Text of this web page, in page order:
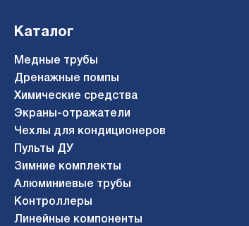
Каталог
Медные трубы
Дренажные помпы
Химические средства
Экраны-отражатели
Чехлы для кондиционеров
Пульты ДУ
Зимние комплекты
Алюминиевые трубы
Контроллеры
Линейные компоненты